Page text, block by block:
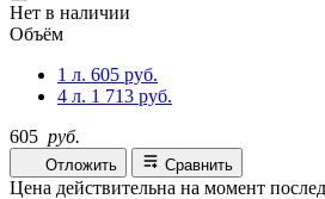
Нет в наличии
Объём
1 л. 605 руб.
4 л. 1 713 руб.
605 руб.
Отложить Сравнить
Цена действительна на момент